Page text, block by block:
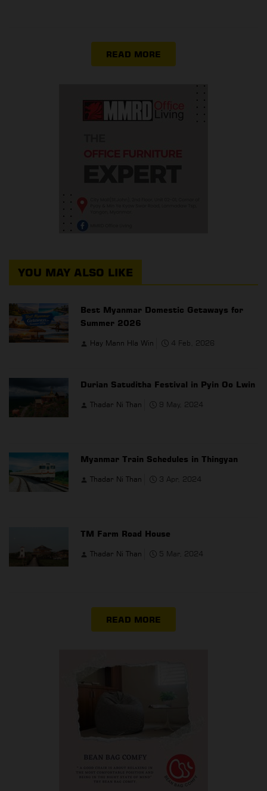
READ MORE
YOU MAY ALSO LIKE
Best Myanmar Domestic Getaways for
Summer 2026
Hay Mann Hla Win 4 Feb, 2026
Durian Satuditha Festival in Pyin Oo Lwin
Thadar Ni Than 9 May, 2024
Myanmar Train Schedules in Thingyan
Thadar Ni Than 3 Apr, 2024
TM Farm Road House
Thadar Ni Than 5 Mar, 2024
READ MORE